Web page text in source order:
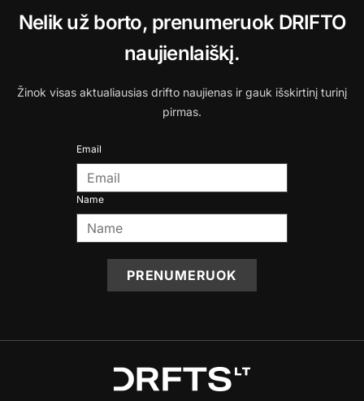
Nelik už borto, prenumeruok DRIFTO
naujienlaiškį.
Žinok visas aktualiausias drifto naujienas ir gauk išskirtinį turinį
pirmas.
Email
Name
PRENUMERUOK